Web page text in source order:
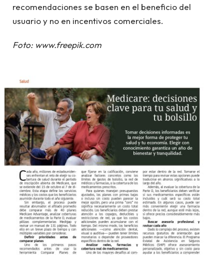
recomendaciones se basen en el beneficio del
usuario y no en incentivos comerciales.
Foto: www.freepik.com